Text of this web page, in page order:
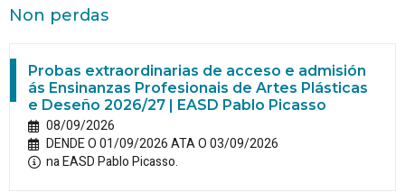
Non perdas
Probas extraordinarias de acceso e admisión
ás Ensinanzas Profesionais de Artes Plásticas
e Deseño 2026/27 | EASD Pablo Picasso
08/09/2026
DENDE O 01/09/2026 ATA O 03/09/2026
na EASD Pablo Picasso.